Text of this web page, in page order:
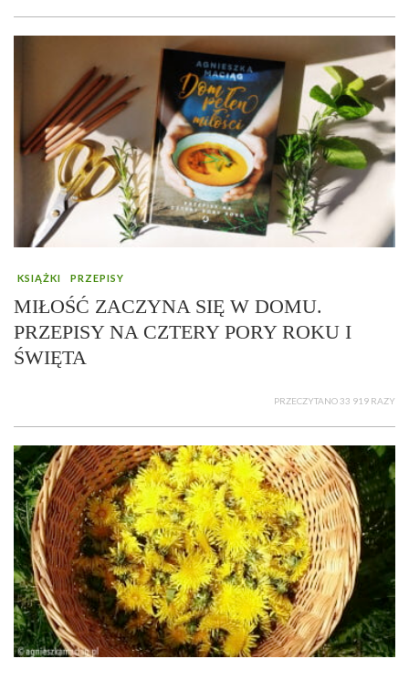
KSIĄŻKI PRZEPISY
MIŁOŚĆ ZACZYNA SIĘ W DOMU.
PRZEPISY NA CZTERY PORY ROKU I
ŚWIĘTA
PRZECZYTANO 33 919 RAZY